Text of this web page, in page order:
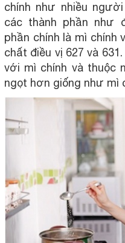
chính như nhiều
các thành phần như
phần chính là mì chính
chất điều vị 627 và
với mì chính và thuộc
ngọt hơn giống như mì